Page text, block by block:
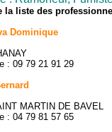
la liste des
Dominique
: 09 79 21 91 29
MARTIN DE BAVEL
: 04 79 81 57 65